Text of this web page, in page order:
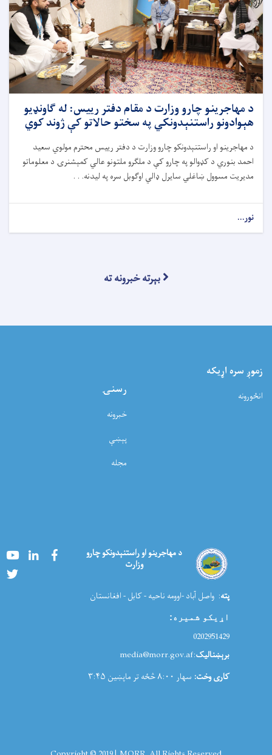
د مهاجرینو چارو وزارت د مقام دفتر رییس: له ګاونډیو
هېوادونو راستنېدونکي په سختو حالاتو کې ژوند کوي
د مهاجرینو او راستنېدونکو چارو وزارت د دفتر رییس محترم مولوي سعید
احمد بنوري د کډوالو په چارو کې د ملګرو ملتونو عالي کمېشنرۍ د معلوماتو
مدیریت مسوول ښاغلي سایرل ډالي اوګوبل سره په لیدنه. . .
نور...
بېرته خبرونه ته
زموږ سره اړيکه
انځورونه رسنۍ
خبرونه
پېښې
مجله
د مهاجرینو او راستنېدونکو چارو
وزارت
YoutubeLinkedInFacebook
پته: واصل آباد -اوومه ناحیه - کابل - افغانستان
اړیکو شمیره:
0202951429
برېښنالیک:media@morr.gov.af
کاری وخت: سهار ۸:۰۰ څځه تر ماپښین ۳:۴۵